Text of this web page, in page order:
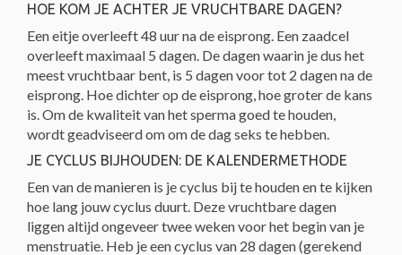
HOE KOM JE ACHTER JE VRUCHTBARE DAGEN?
Een eitje overleeft 48 uur na de eisprong. Een zaadcel
overleeft maximaal 5 dagen. De dagen waarin je dus het
meest vruchtbaar bent, is 5 dagen voor tot 2 dagen na de
eisprong. Hoe dichter op de eisprong, hoe groter de kans
is. Om de kwaliteit van het sperma goed te houden,
wordt geadviseerd om om de dag seks te hebben.
JE CYCLUS BIJHOUDEN: DE KALENDERMETHODE
Een van de manieren is je cyclus bij te houden en te kijken
hoe lang jouw cyclus duurt. Deze vruchtbare dagen
liggen altijd ongeveer twee weken voor het begin van je
menstruatie. Heb je een cyclus van 28 dagen (gerekend